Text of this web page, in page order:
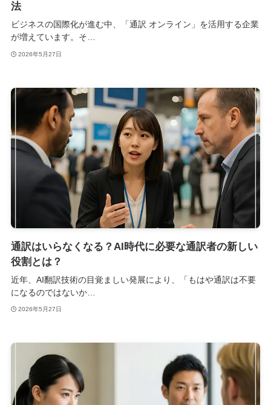
法
ビジネスの国際化が進む中、「通訳 オンライン」を活用する企業
が増えています。そ…
2026年5月27日
通訳はいらなくなる？AI時代に必要な通訳者の新しい
役割とは？
近年、AI翻訳技術の目覚ましい発展により、「もはや通訳は不要
になるのではないか…
2026年5月27日